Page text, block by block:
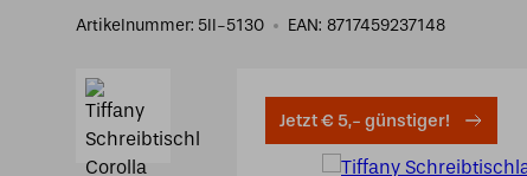
Artikelnummer: 5ll-5130 EAN: 8717459237148
Jetzt € 5,- günstiger!